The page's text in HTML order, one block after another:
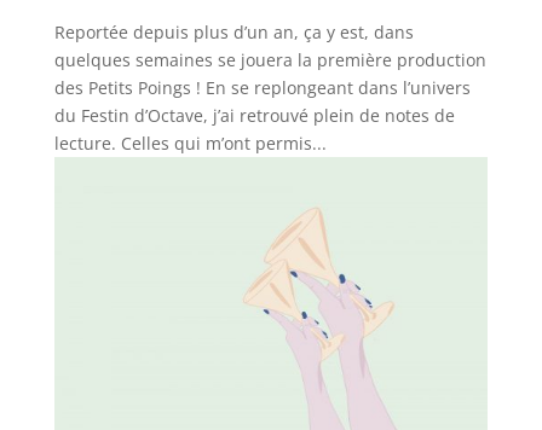
Reportée depuis plus d’un an, ça y est, dans
quelques semaines se jouera la première production
des Petits Poings ! En se replongeant dans l’univers
du Festin d’Octave, j’ai retrouvé plein de notes de
lecture. Celles qui m’ont permis...